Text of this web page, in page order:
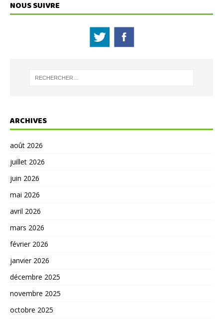
NOUS SUIVRE
ARCHIVES
août 2026
juillet 2026
juin 2026
mai 2026
avril 2026
mars 2026
février 2026
janvier 2026
décembre 2025
novembre 2025
octobre 2025